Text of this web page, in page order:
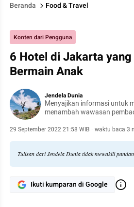
Beranda Food & Travel
Konten dari Pengguna
6 Hotel di Jakarta
Bermain Anak
Jendela Dunia
Menyajikan informasi untuk
menambah wawasan
29 September 2022 21:58 WIB · waktu baca 3
Tulisan dari Jendela Dunia tidak mewakili
Ikuti kumparan di Google